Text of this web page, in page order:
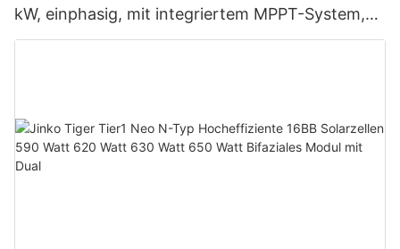
kW, einphasig, mit integriertem MPPT-System,
unterstützt Parallelschaltung von bis zu 9